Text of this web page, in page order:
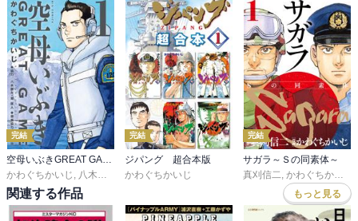
完結
かわぐちかいじ
八木勝大 潮匡人,惠谷治
完結
ジパング 超合本版
かわぐちかいじ
完結
サガラ～Ｓの同素体～
真刈信二 かわぐちかいじ
関連する作品 もっと見る